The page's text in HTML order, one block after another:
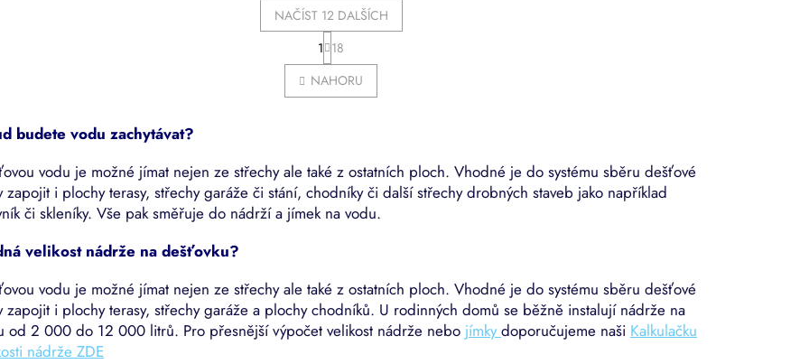
O
v
l
í
p
r
v
v
ý
p
i
NAČÍST 12 DALŠÍCH
S
r
á
n
á
n
í
1 18
NAHORU
budete vodu zachytávat?
vodu je možné jímat nejen ze střechy ale také z ostatních ploch. Vhodné je do systému sběru dešťové
zapojit i plochy terasy, střechy garáže či stání, chodníky či další střechy drobných staveb jako například
či skleníky. Vše pak směřuje do nádrží a jímek na vodu.
velikost nádrže na dešťovku?
vodu je možné jímat nejen ze střechy ale také z ostatních ploch. Vhodné je do systému sběru dešťové
zapojit i plochy terasy, střechy garáže a plochy chodníků. U rodinných domů se běžně instalují nádrže na
od 2 000 do 12 000 litrů. Pro přesnější výpočet velikost nádrže nebo jímkydoporučujeme naši Kalkulačku
nádrže ZDE